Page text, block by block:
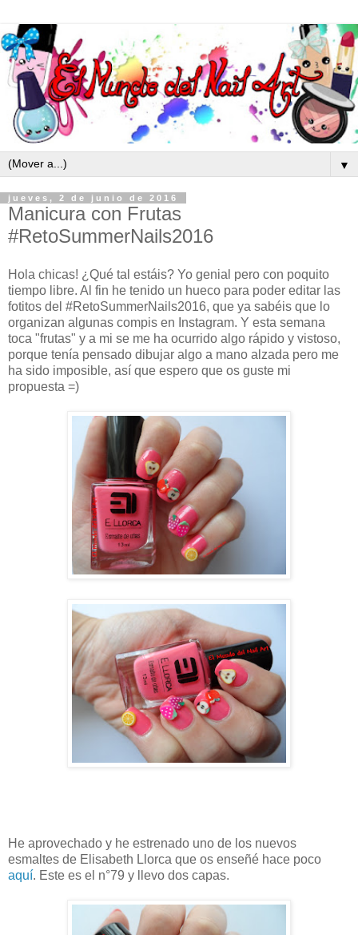
▼
jueves, 2 de junio de 2016
Manicura con Frutas
#RetoSummerNails2016
Hola chicas! ¿Qué tal estáis? Yo genial pero con poquito
tiempo libre. Al fin he tenido un hueco para poder editar las
fotitos del #RetoSummerNails2016, que ya sabéis que lo
organizan algunas compis en Instagram. Y esta semana
toca "frutas" y a mi se me ha ocurrido algo rápido y vistoso,
porque tenía pensado dibujar algo a mano alzada pero me
ha sido imposible, así que espero que os guste mi
propuesta =)
He aprovechado y he estrenado uno de los nuevos
esmaltes de Elisabeth Llorca que os enseñé hace poco
aquí. Este es el n°79 y llevo dos capas.